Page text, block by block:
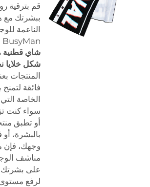
قم بترقية
ببشرتك مع
الناعمة
BusyMan للوجه
شاي
شكل خلايا
المنتجات
فائقة لتمنح
الخاصة
سواء كنت
أو تطبق
بالبشرة،
وجهك، فإن
مناشف
على
لرفع